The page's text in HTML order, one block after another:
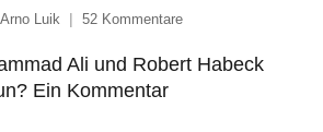
Arno Luik 52 Kommentare
Ali und Robert Habeck
Ein Kommentar